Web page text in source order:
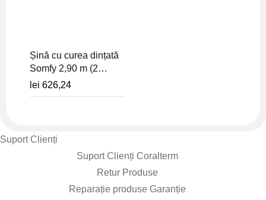
Șină cu curea dințată
Somfy 2,90 m (2
bucăți) pentru
automatizări uși de
lei 626,24
Suport Clienți​
Suport Clienți Coralterm
Retur Produse
Reparație produse Garanție